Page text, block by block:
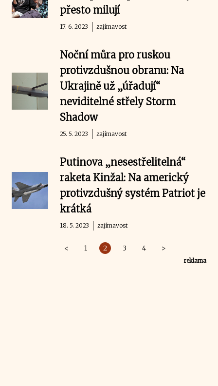
přesto milují
17. 6. 2023 zajímavost
Noční můra pro ruskou
protivzdušnou obranu: Na
Ukrajině už „úřadují“
neviditelné střely Storm
Shadow
25. 5. 2023 zajímavost
Putinova „nesestřelitelná“
raketa Kinžal: Na americký
protivzdušný systém Patriot je
krátká
18. 5. 2023 zajímavost
< 1 2 3 4 >
reklama